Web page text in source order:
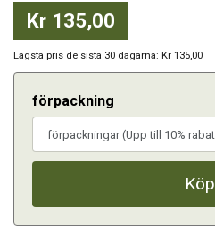
Kr 135,00
Lägsta pris de sista 30 dagarna: Kr 135,00
förpackning
Köp